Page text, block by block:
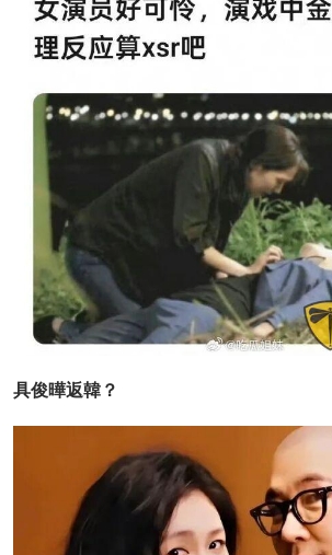
具俊曄返韓？